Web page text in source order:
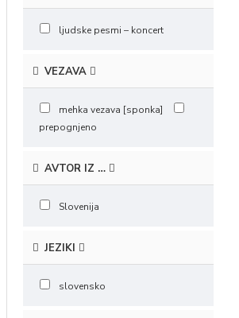
ljudske pesmi – koncert
VEZAVA
mehka vezava [sponka]
prepognjeno
AVTOR IZ …
Slovenija
JEZIKI
slovensko